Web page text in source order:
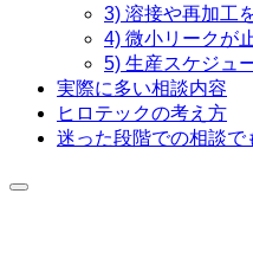
3) 溶接や再加工
4) 微小リークが
5) 生産スケジュ
実際に多い相談内容
ヒロテックの考え方
迷った段階での相談で